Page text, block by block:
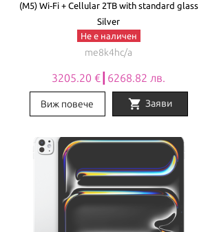
(M5) Wi‑Fi + Cellular 2TB with standard glass
Silver
Не е наличен
me8k4hc/a
3205.20 €┃6268.82 лв.
Виж повече shopping_cart Заяви